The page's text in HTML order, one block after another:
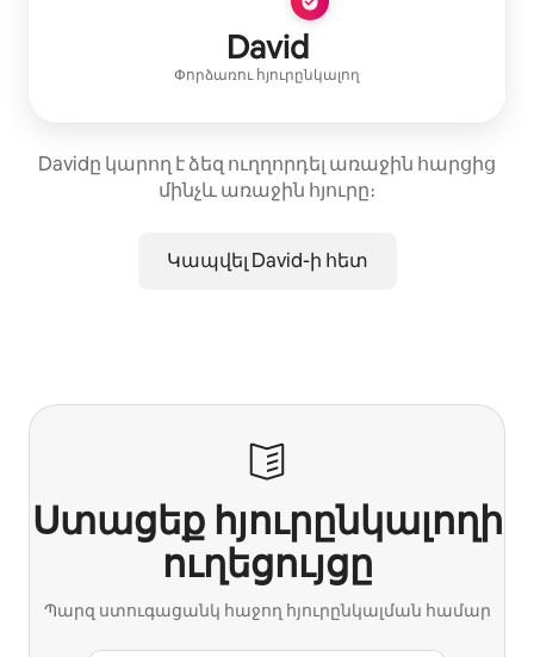
David
Փորձառու հյուրընկալող
Davidը կարող է ձեզ ուղղորդել առաջին հարցից
մինչև առաջին հյուրը։
Կապվել David-ի հետ
Ստացեք հյուրընկալողի
ուղեցույցը
Պարզ ստուգացանկ հաջող հյուրընկալման համար